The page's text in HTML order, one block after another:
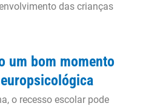
das crianças
um bom momento
o recesso escolar pode